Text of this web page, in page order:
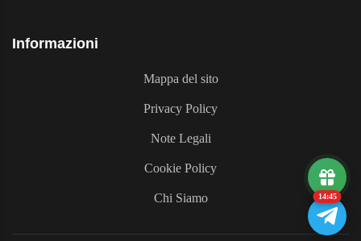
Informazioni
Mappa del sito
Privacy Policy
Note Legali
Cookie Policy
Chi Siamo 14:45